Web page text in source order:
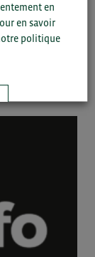
en
en savoir
politique